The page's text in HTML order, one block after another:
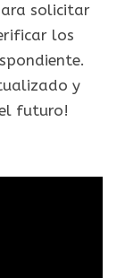
solicitar
los
y
futuro!